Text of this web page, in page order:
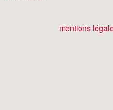
mentions